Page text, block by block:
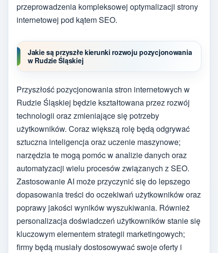
przeprowadzenia kompleksowej optymalizacji strony
internetowej pod kątem SEO.
Jakie są przyszłe kierunki rozwoju pozycjonowania
w Rudzie Śląskiej
Przyszłość pozycjonowania stron internetowych w
Rudzie Śląskiej będzie kształtowana przez rozwój
technologii oraz zmieniające się potrzeby
użytkowników. Coraz większą rolę będą odgrywać
sztuczna inteligencja oraz uczenie maszynowe;
narzędzia te mogą pomóc w analizie danych oraz
automatyzacji wielu procesów związanych z SEO.
Zastosowanie AI może przyczynić się do lepszego
dopasowania treści do oczekiwań użytkowników oraz
poprawy jakości wyników wyszukiwania. Również
personalizacja doświadczeń użytkowników stanie się
kluczowym elementem strategii marketingowych;
firmy będą musiały dostosowywać swoje oferty i